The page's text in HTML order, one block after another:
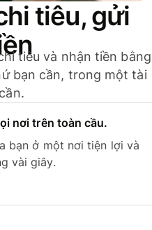
tiêu, gửi
tiêu và nhận tiền bằng
bạn cần, trong một tài
nơi trên toàn cầu.
bạn ở một nơi tiện lợi và
vài giây.